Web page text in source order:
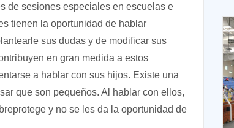
de sesiones especiales en escuelas e
tienen la oportunidad de hablar
sus dudas y de modificar sus
en gran medida a estos
a hablar con sus hijos. Existe una
que son pequeños. Al hablar con ellos,
y no se les da la oportunidad de